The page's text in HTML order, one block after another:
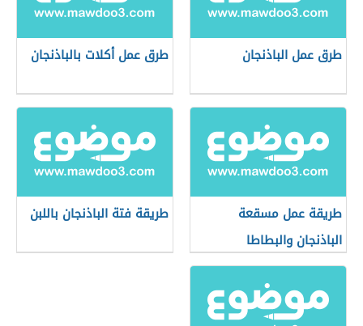
طرق عمل الباذنجان طرق عمل أكلات بالباذنجان
طريقة عمل مسقعة
الباذنجان والبطاطا
طريقة فتة الباذنجان باللبن